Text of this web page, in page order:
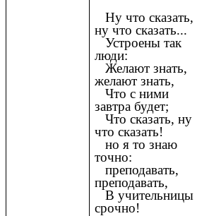
Ну что сказать,
ну что сказать...
Устроены так
люди:
Желают знать,
желают знать,
Что с ними
завтра будет;
Что сказать, ну
что сказать!
но я то знаю
точно:
преподавать,
преподавать,
В учительницы
срочно!